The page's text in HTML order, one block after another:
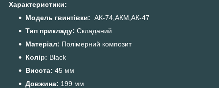
Характеристики:
Модель гвинтівки: АК-74,АКМ,АК-47
Тип прикладу: Складаний
Матеріал: Полімерний композит
Колір: Black
Висота: 45 мм
Довжина: 199 мм